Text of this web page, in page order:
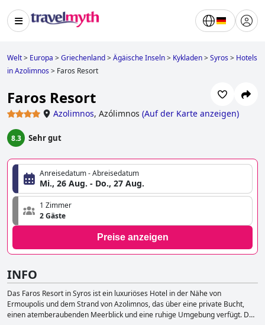
Welt> Europa >Griechenland>Ägäische Inseln> Kykladen>Syros> Hotels
in Azolimnos> Faros Resort
Faros Resort
Azolimnos, Azólimnos (Auf der Karte anzeigen)
8.3 Sehr gut
Anreisedatum - Abreisedatum
Mi., 26 Aug. - Do., 27 Aug.
1 Zimmer
2 Gäste
Preise anzeigen
INFO
Das Faros Resort in Syros ist ein luxuriöses Hotel in der Nähe von
Ermoupolis und dem Strand von Azolimnos, das über eine private Bucht,
einen atemberaubenden Meerblick und eine ruhige Umgebung verfügt. Das